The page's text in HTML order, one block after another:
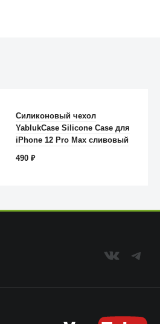
Anker
Силиконовый чехол
YablukCase Silicone Case для
iPhone 12 Pro Max сливовый
490₽